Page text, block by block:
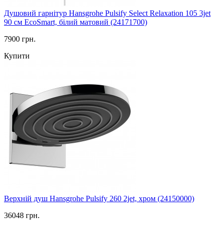
Душовий гарнітур Hansgrohe Pulsify Select Relaxation 105 3jet
90 см EcoSmart, білий матовий (24171700)
7900 грн.
Купити
Верхній душ Hansgrohe Pulsify 260 2jet, хром (24150000)
36048 грн.